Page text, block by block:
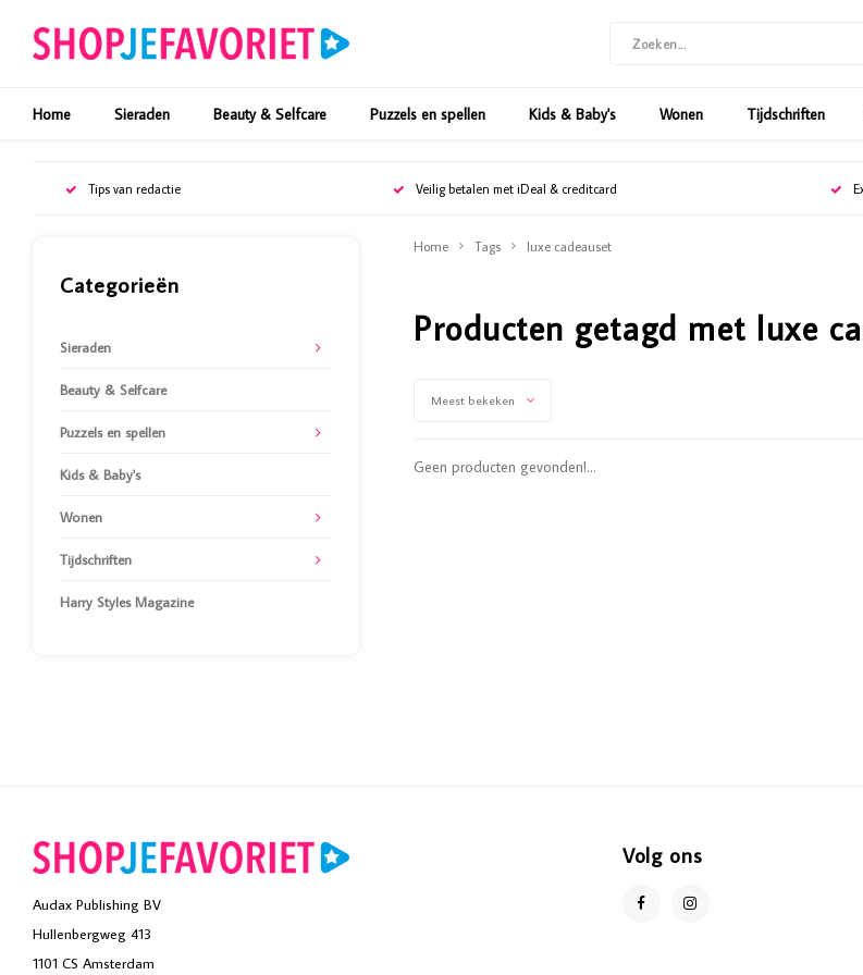
Home Sieraden Beauty & Selfcare Puzzels en spellen Kids & Baby's Wonen Tijdschriften
Tips van redactie Veilig betalen met iDeal & creditcard
Categorieën
Sieraden
Beauty & Selfcare
Puzzels en spellen
Kids & Baby's
Wonen
Tijdschriften
Harry Styles Magazine
Home Tags luxe cadeauset
Producten getagd met luxe
Meest bekeken
Geen producten gevonden!...
Audax Publishing BV
Hullenbergweg 413
1101 CS Amsterdam
Volg ons